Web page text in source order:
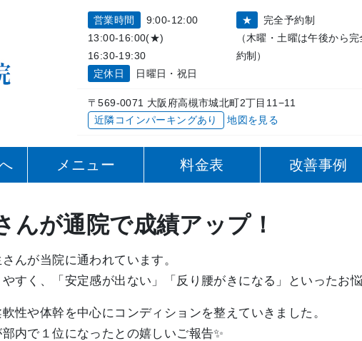
営業時間
9:00-12:00
13:00-16:00(★)
16:30-19:30
★
完全予約制
（木曜・土曜は午後から
約制）
定休日
日曜日・祝日
〒569-0071 大阪府高槻市城北町2丁目11−11
近隣コインパーキングあり
地図を見る
メニュー 料金表 改善事例
んが通院で成績アップ！
んが当院に通われています。
すく、「安定感が出ない」「反り腰がきになる」といったお
性や体幹を中心にコンディションを整えていきました。
内で１位になったとの嬉しいご報告✨